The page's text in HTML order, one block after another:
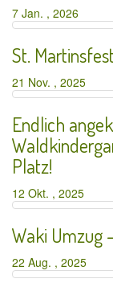
7 Jan. , 2026
St.
21 Nov. , 2025
Endlich
Platz!
12 Okt. , 2025
Waki Umzug
22 Aug. , 2025